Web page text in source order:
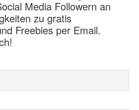
Media Followern an
zu gratis
Freebies per Email.